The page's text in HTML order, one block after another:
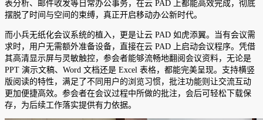
表分析、邮件收发等日常办公事务，在云 PAD 上都能高效完成，彻底
摆脱了时间与空间的束缚，真正开启移动办公新时代。
而小兵无纸化会议系统的植入，更是让云 PAD 如虎添翼。当有会议需
求时，用户无需额外准备设备，直接在云 PAD 上启动会议程序。凭借
其高清显示屏与灵敏触控，参会者能够流畅地翻阅会议资料，无论是
PPT 演示文稿、Word 文档还是 Excel 表格，都能完美呈现。支持横竖
版阅读的特性，满足了不同用户的浏览习惯，批注功能则让交流互动
更加便捷高效。参会者在会议过程中所做的批注，会后可轻松下载保
存，为后续工作落实提供有力依据。